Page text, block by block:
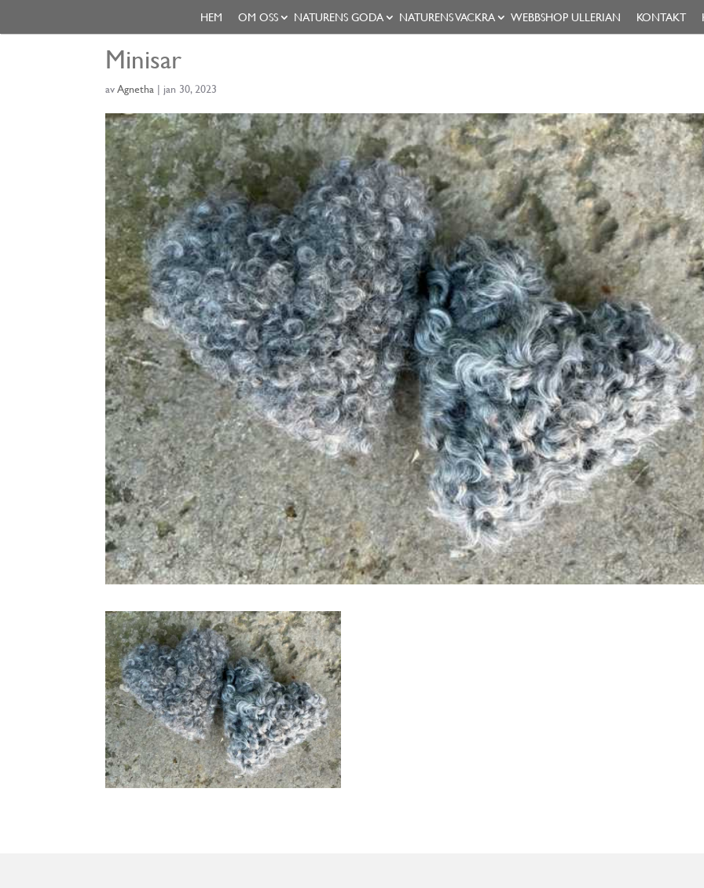
HEM OM OSS NATURENS GODA NATURENS VACKRA WEBBSHOP ULLERIAN KONTAKT
Minisar
avAgnetha | jan 30, 2023